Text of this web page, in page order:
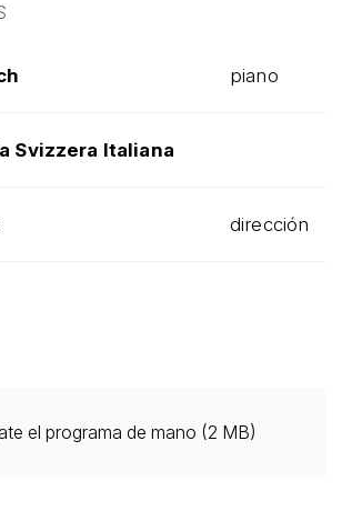
piano
Svizzera Italiana
dirección
el programa de mano (2 MB)